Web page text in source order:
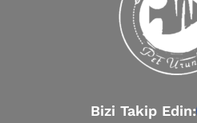
Bizi Takip Edin: